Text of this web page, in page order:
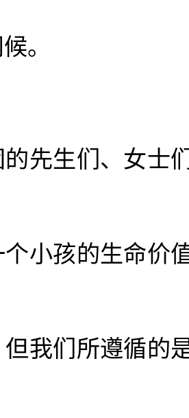
。
生们、女士们
小孩的生命价
我们所遵循的